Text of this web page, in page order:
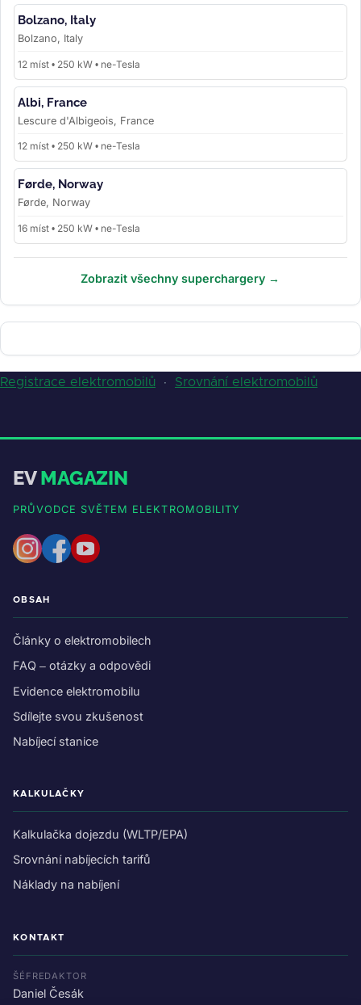
Bolzano, Italy
Bolzano, Italy
12 míst • 250 kW • ne-Tesla
Albi, France
Lescure d'Albigeois, France
12 míst • 250 kW • ne-Tesla
Førde, Norway
Førde, Norway
16 míst • 250 kW • ne-Tesla
Zobrazit všechny superchargery →
Registrace elektromobilů · Srovnání elektromobilů
EVMAGAZIN
PRŮVODCE SVĚTEM ELEKTROMOBILITY
OBSAH
Články o elektromobilech
FAQ – otázky a odpovědi
Evidence elektromobilu
Sdílejte svou zkušenost
Nabíjecí stanice
KALKULAČKY
Kalkulačka dojezdu (WLTP/EPA)
Srovnání nabíjecích tarifů
Náklady na nabíjení
KONTAKT
ŠÉFREDAKTOR
Daniel Česák